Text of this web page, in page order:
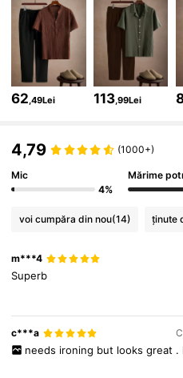
20K Urmăritori
20K Urmăritori
20K Urmăritori
4,68
62,49Lei 113,99Lei
4,79 (1000+)
Mic
4%
Mărime
voi cumpăra din nou(14) ținute
m***4
Superb
c***a
needs ironing but looks great .